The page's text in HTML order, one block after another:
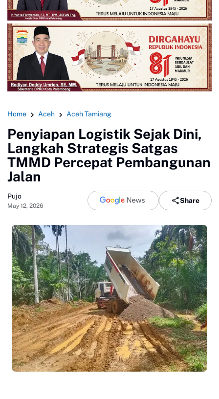
Home Aceh Aceh Tamiang
Penyiapan Logistik Sejak Dini,
Langkah Strategis Satgas
TMMD Percepat Pembangunan
Jalan
Pujo
May 12, 2026
Share